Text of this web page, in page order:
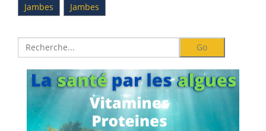
Jambes
Jambes